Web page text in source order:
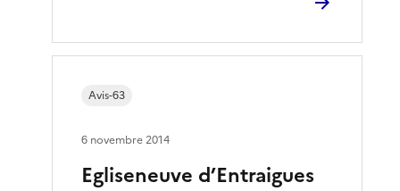
Egliseneuve d’Entraigues
Avis-63
6 novembre 2014